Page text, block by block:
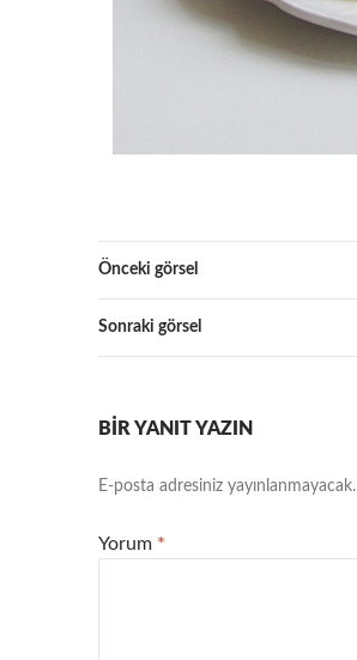
Önceki görsel
Sonraki görsel
BIR YANIT YAZIN
E-posta adresiniz yayınlanmayacak.
Yorum *